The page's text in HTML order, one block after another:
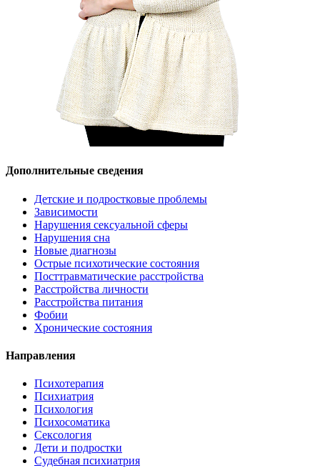
Дополнительные сведения
Детские и подростковые проблемы
Зависимости
Нарушения сексуальной сферы
Нарушения сна
Новые диагнозы
Острые психотические состояния
Посттравматические расстройства
Расстройства личности
Расстройства питания
Фобии
Хронические состояния
Направления
Психотерапия
Психиатрия
Психология
Психосоматика
Сексология
Дети и подростки
Судебная психиатрия